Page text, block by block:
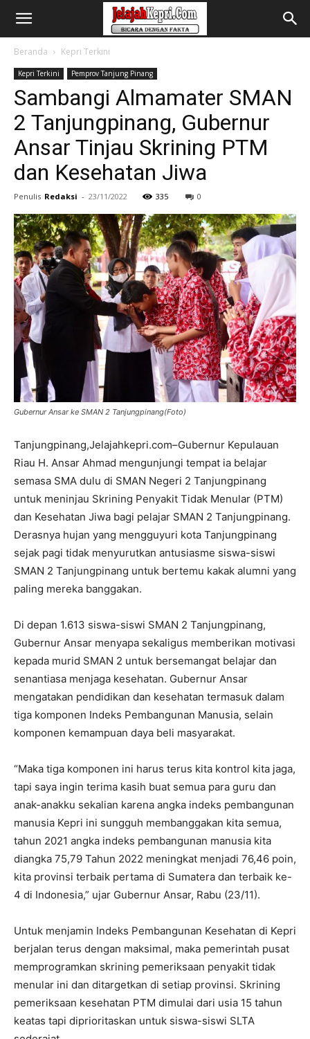
Beranda Kepri Terkini
Kepri Terkini Pemprov Tanjung Pinang
Sambangi Almamater SMAN
2 Tanjungpinang, Gubernur
Ansar Tinjau Skrining PTM
dan Kesehatan Jiwa
Penulis Redaksi - 23/11/2022 335 0
Gubernur Ansar ke SMAN 2 Tanjungpinang(Foto)
Tanjungpinang,Jelajahkepri.com–Gubernur Kepulauan
Riau H. Ansar Ahmad mengunjungi tempat ia belajar
semasa SMA dulu di SMAN Negeri 2 Tanjungpinang
untuk meninjau Skrining Penyakit Tidak Menular (PTM)
dan Kesehatan Jiwa bagi pelajar SMAN 2 Tanjungpinang.
Derasnya hujan yang mengguyuri kota Tanjungpinang
sejak pagi tidak menyurutkan antusiasme siswa-siswi
SMAN 2 Tanjungpinang untuk bertemu kakak alumni yang
paling mereka banggakan.
Di depan 1.613 siswa-siswi SMAN 2 Tanjungpinang,
Gubernur Ansar menyapa sekaligus memberikan motivasi
kepada murid SMAN 2 untuk bersemangat belajar dan
senantiasa menjaga kesehatan. Gubernur Ansar
mengatakan pendidikan dan kesehatan termasuk dalam
tiga komponen Indeks Pembangunan Manusia, selain
komponen kemampuan daya beli masyarakat.
“Maka tiga komponen ini harus terus kita kontrol kita jaga,
tapi saya ingin terima kasih buat semua para guru dan
anak-anakku sekalian karena angka indeks pembangunan
manusia Kepri ini sungguh membanggakan kita semua,
tahun 2021 angka indeks pembangunan manusia kita
diangka 75,79 Tahun 2022 meningkat menjadi 76,46 poin,
kita provinsi terbaik pertama di Sumatera dan terbaik ke-
4 di Indonesia,” ujar Gubernur Ansar, Rabu (23/11).
Untuk menjamin Indeks Pembangunan Kesehatan di Kepri
berjalan terus dengan maksimal, maka pemerintah pusat
memprogramkan skrining pemeriksaan penyakit tidak
menular ini dan ditargetkan di setiap provinsi. Skrining
pemeriksaan kesehatan PTM dimulai dari usia 15 tahun
keatas tapi diprioritaskan untuk siswa-siswi SLTA